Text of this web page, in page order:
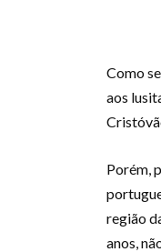
Como
aos
Porém,
região
anos,